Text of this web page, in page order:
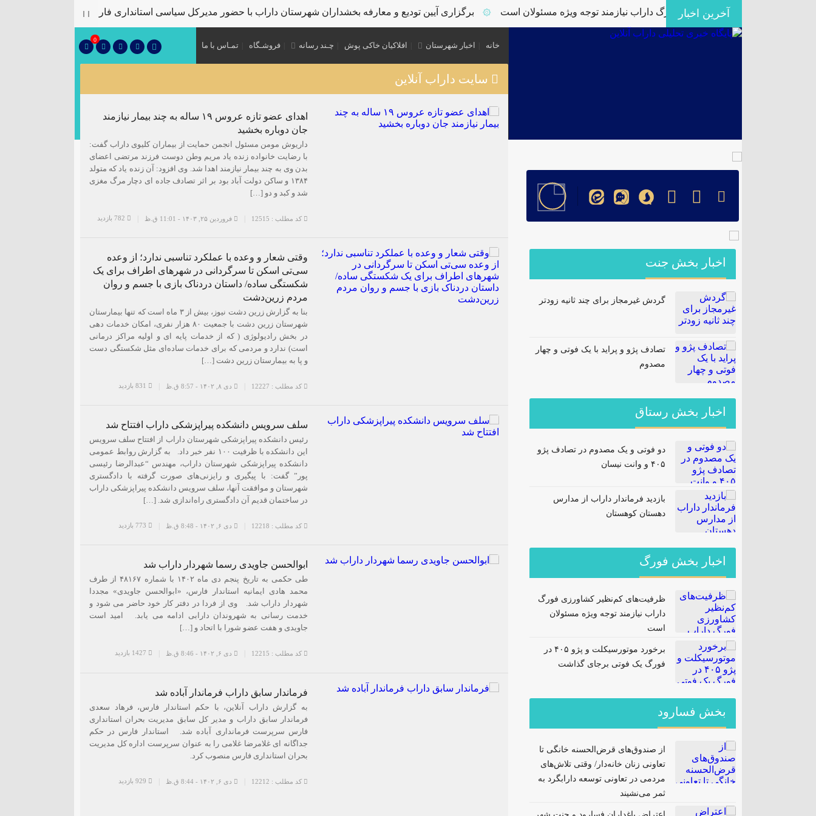
آخرین اخبار
کم‌نظیر کشاورزی فورگ داراب نیازمند توجه ویژه مسئولان است ۞ برگزاری آیین تودیع و معارفه بخشداران شهرستان داراب با حضور مدیرکل سیاسی استانداری فارس ۞
خانه اخبار شهرستان افلاکیان خاکی پوش چـند رسانه فروشـگاه تمـاس با ما
0
سایت داراب آنلاین
اهدای عضو تازه عروس ۱۹ ساله به چند بیمار نیازمند
جان دوباره بخشید
داریوش مومن مسئول انجمن حمایت از بیماران کلیوی داراب گفت:
با رضایت خانواده زنده یاد مریم وطن دوست فرزند مرتضی اعضای
بدن وی به چند بیمار نیازمند اهدا شد. وی افزود: آن زنده یاد که متولد
۱۳۸۴ و ساکن دولت آباد بود بر اثر تصادف جاده ای دچار مرگ مغزی
شد و کبد و دو […]
کد مطلب : 12515 فروردین ۲۵, ۱۴۰۳ - 11:01 ق.ظ
وقتی شعار و وعده با عملکرد تناسبی ندارد؛ از وعده
سی‌تی اسکن تا سرگردانی در شهرهای اطراف برای یک
شکستگی ساده/ داستان دردناک بازی با جسم و روان
مردم زرین‌دشت
بنا به گزارش زرین دشت نیوز، بیش از ۳ ماه است که تنها بیمارستان
شهرستان زرین دشت با جمعیت ۸۰ هزار نفری، امکان خدمات دهی
در بخش رادیولوژی ( که از خدمات پایه ای و اولیه مراکز درمانی
است) ندارد و مردمی که برای خدمات ساده‌ای مثل شکستگی دست
و پا به بیمارستان زرین دشت […]
کد مطلب : 12227 دی ۸, ۱۴۰۲ - 8:57 ق.ظ
سلف سرویس دانشکده پیراپزشکی داراب افتتاح شد
رئیس دانشکده پیراپزشکی شهرستان داراب از افتتاح سلف سرویس
این دانشکده با ظرفیت ۱۰۰ نفر خبر داد. به گزارش روابط عمومی
دانشکده پیراپزشکی شهرستان داراب، مهندس “عبدالرضا رئیسی
پور” گفت: با پیگیری و رایزنی‌های صورت گرفته با دادگستری
شهرستان و موافقت آنها، سلف سرویس دانشکده پیراپزشکی داراب
در ساختمان قدیم آن دادگستری راه‌اندازی شد. […]
کد مطلب : 12218 دی ۶, ۱۴۰۲ - 8:48 ق.ظ
ابوالحسن جاویدی رسما شهردار داراب شد
طی حکمی به تاریخ پنجم دی ماه ۱۴٠۲ با شماره ۴۸۱۶۷ از طرف
محمد هادی ایمانیه استاندار فارس، «ابوالحسن جاویدی» مجددا
شهردار داراب شد. وی از فردا در دفتر کار خود حاضر می شود و
خدمت رسانی به شهروندان دارابی ادامه می یابد. امید است
جاویدی و هفت عضو شورا با اتحاد و […]
کد مطلب : 12215 دی ۶, ۱۴۰۲ - 8:46 ق.ظ
فرماندار سابق داراب فرماندار آباده شد
به گزارش داراب آنلاین، با حکم استاندار فارس، فرهاد سعدی
فرماندار سابق داراب و مدیر کل سابق مدیریت بحران استانداری
فارس سرپرست فرمانداری آباده شد. استاندار فارس در حکم
جداگانه ای غلامرضا غلامی را به عنوان سرپرست اداره کل مدیریت
بحران استانداری فارس منصوب کرد.
کد مطلب : 12212 دی ۶, ۱۴۰۲ - 8:44 ق.ظ
اخبار بخش جنت
گردش غیرمجاز برای چند ثانیه زودتر
تصادف پژو و پراید با یک فوتی و چهار
مصدوم
اخبار بخش رستاق
دو فوتی و یک مصدوم در تصادف پژو
۴۰۵ و وانت نیسان
بازدید فرماندار داراب از مدارس
دهستان کوهستان
اخبار بخش فورگ
ظرفیت‌های کم‌نظیر کشاورزی فورگ
داراب نیازمند توجه ویژه مسئولان
است
برخورد موتورسیکلت و پژو ۴۰۵ در
فورگ یک فوتی برجای گذاشت
بخش فسارود
از صندوق‌های قرض‌الحسنه خانگی تا
تعاونی زنان خانه‌دار/ وقتی تلاش‌های
مردمی در تعاونی توسعه دارابگرد به
ثمر می‌نشیند